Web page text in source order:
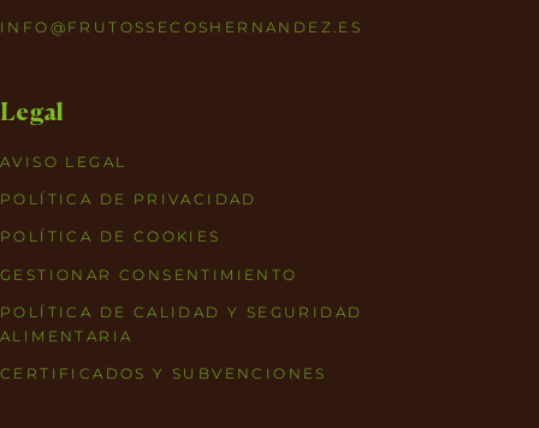
INFO@FRUTOSSECOSHERNANDEZ.ES
Legal
AVISO LEGAL
POLÍTICA DE PRIVACIDAD
POLÍTICA DE COOKIES
GESTIONAR CONSENTIMIENTO
POLÍTICA DE CALIDAD Y SEGURIDAD
ALIMENTARIA
CERTIFICADOS Y SUBVENCIONES